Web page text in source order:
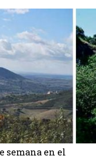
semana en el